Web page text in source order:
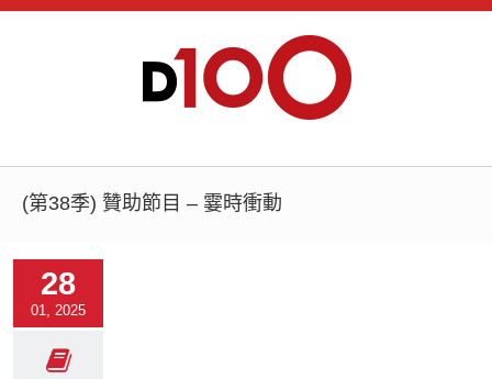
(第38季) 贊助節目 – 霎時衝動
28
01, 2025